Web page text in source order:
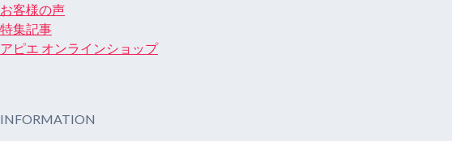
お客様の声
特集記事
アピエ オンラインショップ
INFORMATION